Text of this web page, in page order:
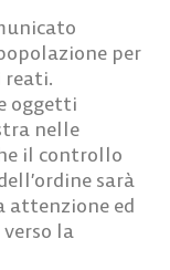
per
reati.
oggetti
nelle
il controllo
sarà
attenzione ed
la